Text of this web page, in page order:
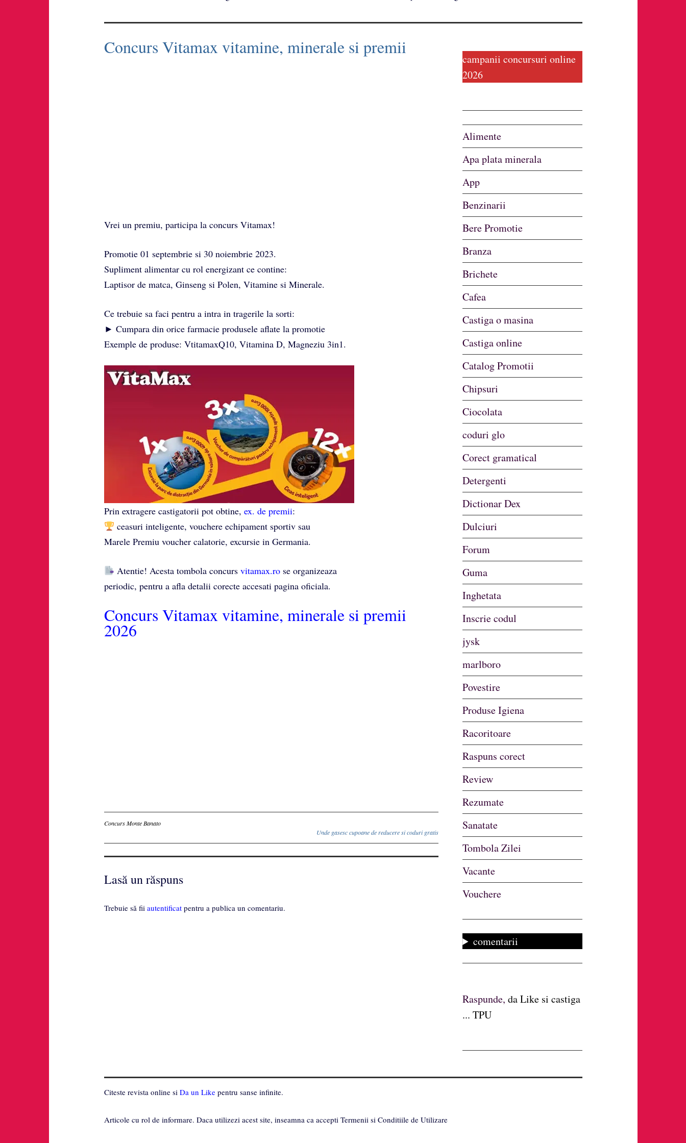
Concurs Vitamax vitamine, minerale si premii
Vrei un premiu, participa la concurs Vitamax!
Promotie 01 septembrie si 30 noiembrie 2023.
Supliment alimentar cu rol energizant ce contine:
Laptisor de matca, Ginseng si Polen, Vitamine si Minerale.
Ce trebuie sa faci pentru a intra in tragerile la sorti:
► Cumpara din orice farmacie produsele aflate la promotie
Exemple de produse: VtitamaxQ10, Vitamina D, Magneziu 3in1.
Prin extragere castigatorii pot obtine, ex. de premii:
ceasuri inteligente, vouchere echipament sportiv sau
Marele Premiu voucher calatorie, excursie in Germania.
Atentie! Acesta tombola concurs vitamax.ro se organizeaza
periodic, pentru a afla detalii corecte accesati pagina oficiala.
Concurs Vitamax vitamine, minerale si premii
2026
Inscriere
Concurs Monte Banato
Unde gasesc cupoane de reducere si coduri gratis
Lasă un răspuns
Trebuie să fii autentificatpentru a publica un comentariu.
campanii concursuri online
2026
Alimente
Apa plata minerala
App
Benzinarii
Bere Promotie
Branza
Brichete
Cafea
Castiga o masina
Castiga online
Catalog Promotii
Chipsuri
Ciocolata
coduri glo
Corect gramatical
Detergenti
Dictionar Dex
Dulciuri
Forum
Guma
Inghetata
Inscrie codul
jysk
marlboro
Povestire
Produse Igiena
Racoritoare
Raspuns corect
Review
Rezumate
Sanatate
Tombola Zilei
Vacante
Vouchere
comentarii
Raspunde, da Like si castiga
... TPU
Citeste revista online si Da un Likepentru sanse infinite.
Articole cu rol de informare. Daca utilizezi acest site, inseamna ca accepti Termenii si Conditiile de Utilizare